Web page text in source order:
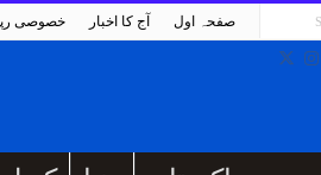
خصوصی آج کا اخبار صفحہ اول